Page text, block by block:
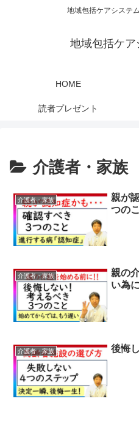
地域包括ケアシステ
地域包括ケ
HOME
読者プレゼント
介護者・家族
介護者・家族
親が
つの
介護者・家族
親の
い為
介護者・家族 後悔